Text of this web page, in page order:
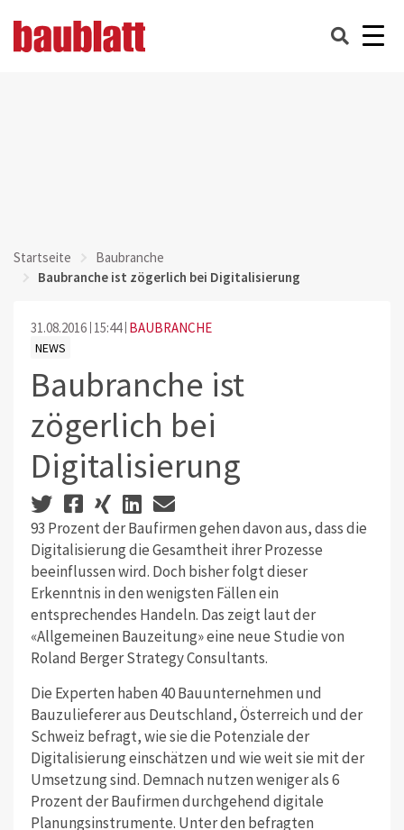
Startseite
Baubranche
Baubranche ist zögerlich bei Digitalisierung
31.08.2016 15:44 BAUBRANCHE
NEWS
Baubranche ist
zögerlich bei
Digitalisierung
93 Prozent der Baufirmen gehen davon aus, dass die
Digitalisierung die Gesamtheit ihrer Prozesse
beeinflussen wird. Doch bisher folgt dieser
Erkenntnis in den wenigsten Fällen ein
entsprechendes Handeln. Das zeigt laut der
«Allgemeinen Bauzeitung» eine neue Studie von
Roland Berger Strategy Consultants.
Die Experten haben 40 Bauunternehmen und
Bauzulieferer aus Deutschland, Österreich und der
Schweiz befragt, wie sie die Potenziale der
Digitalisierung einschätzen und wie weit sie mit der
Umsetzung sind. Demnach nutzen weniger als 6
Prozent der Baufirmen durchgehend digitale
Planungsinstrumente. Unter den befragten